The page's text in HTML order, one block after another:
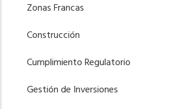
Zonas Francas
Construcción
Cumplimiento Regulatorio
Gestión de Inversiones